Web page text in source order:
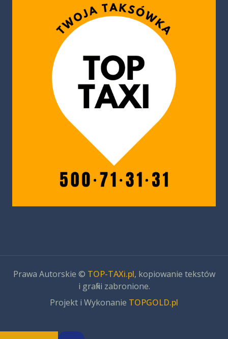
Prawa Autorskie © TOP-TAXi.pl, kopiowanie tekstów
i grafiki zabronione.
Projekt i Wykonanie TOPGOLD.pl